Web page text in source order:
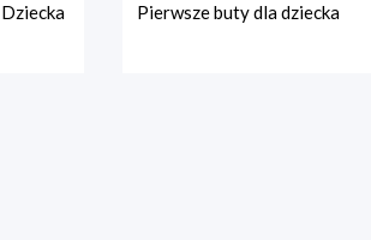
Pierwsze buty dla dziecka